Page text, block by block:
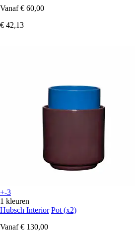
Vanaf € 60,00
€ 42,13
+-3
1 kleuren
Hubsch Interior Pot (x2)
Vanaf € 130,00